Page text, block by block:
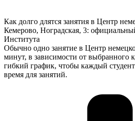
Как долго длятся занятия в Центр
Кемерово, Ноградская, 3:
Института
Обычно одно занятие в Центр
минут, в зависимости от выбранного
гибкий график, чтобы каждый
время для занятий.